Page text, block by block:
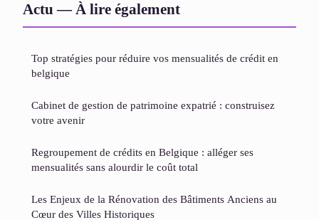
Actu — À lire également
Top stratégies pour réduire vos mensualités de crédit en
belgique
Cabinet de gestion de patrimoine expatrié : construisez
votre avenir
Regroupement de crédits en Belgique : alléger ses
mensualités sans alourdir le coût total
Les Enjeux de la Rénovation des Bâtiments Anciens au
Cœur des Villes Historiques